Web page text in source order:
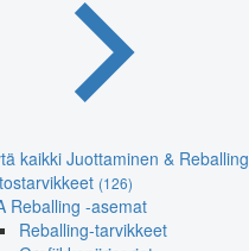
kaikki Juottaminen & Reballing
(126)
Reballing -asemat
Reballing-tarvikkeet